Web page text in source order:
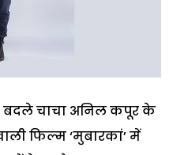
बदले चाचा अनिल कपूर के
फिल्म ‘मुबारकां’ में